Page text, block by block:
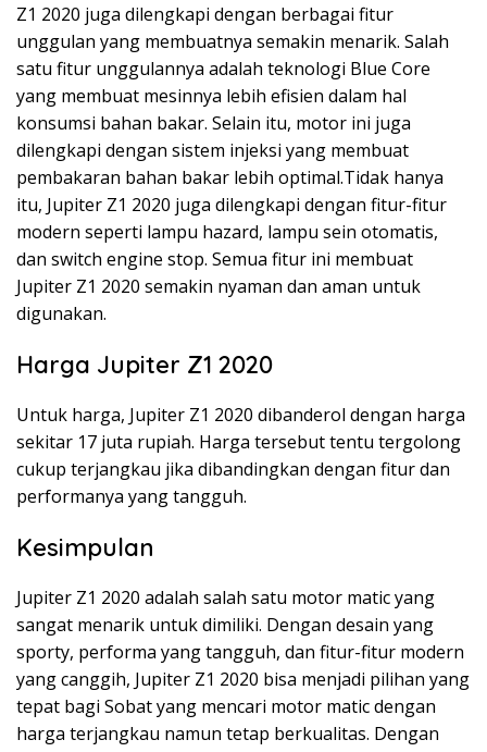
Z1 2020 juga dilengkapi dengan berbagai fitur
unggulan yang membuatnya semakin menarik. Salah
satu fitur unggulannya adalah teknologi Blue Core
yang membuat mesinnya lebih efisien dalam hal
konsumsi bahan bakar. Selain itu, motor ini juga
dilengkapi dengan sistem injeksi yang membuat
pembakaran bahan bakar lebih optimal.Tidak hanya
itu, Jupiter Z1 2020 juga dilengkapi dengan fitur-fitur
modern seperti lampu hazard, lampu sein otomatis,
dan switch engine stop. Semua fitur ini membuat
Jupiter Z1 2020 semakin nyaman dan aman untuk
digunakan.
Harga Jupiter Z1 2020
Untuk harga, Jupiter Z1 2020 dibanderol dengan harga
sekitar 17 juta rupiah. Harga tersebut tentu tergolong
cukup terjangkau jika dibandingkan dengan fitur dan
performanya yang tangguh.
Kesimpulan
Jupiter Z1 2020 adalah salah satu motor matic yang
sangat menarik untuk dimiliki. Dengan desain yang
sporty, performa yang tangguh, dan fitur-fitur modern
yang canggih, Jupiter Z1 2020 bisa menjadi pilihan yang
tepat bagi Sobat yang mencari motor matic dengan
harga terjangkau namun tetap berkualitas. Dengan